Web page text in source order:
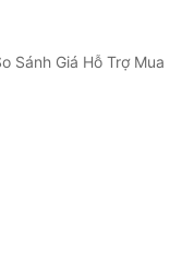
Sánh Giá Hỗ Trợ Mua